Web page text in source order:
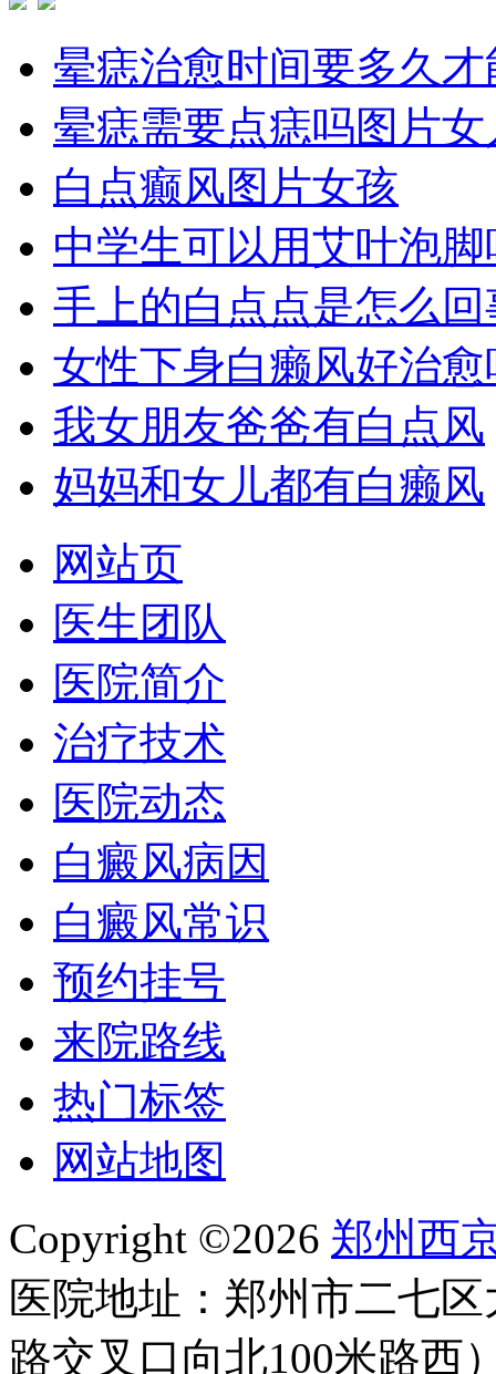
晕痣治愈时间要多久
晕痣需要点痣吗图片女
白点癫风图片女孩
中学生可以用艾叶泡
手上的白点点是怎么
女性下身白癞风好治愈
我女朋友爸爸有白点风
妈妈和女儿都有白癞风
网站页
医生团队
医院简介
治疗技术
医院动态
白癜风病因
白癜风常识
预约挂号
来院路线
热门标签
网站地图
Copyright ©2026 郑州西
医院地址：郑州市二七
路交叉口向北100米路西